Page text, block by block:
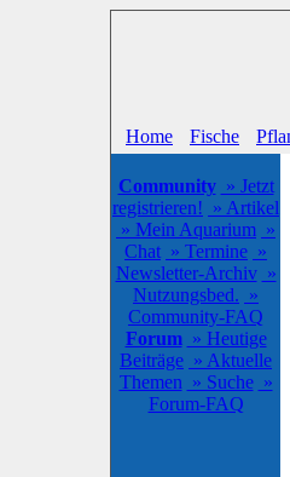
Home Fische
Community » Jetzt
registrieren! » Artikel
» Mein Aquarium »
Chat » Termine »
Newsletter-Archiv »
Nutzungsbed. »
Community-FAQ
Forum » Heutige
Beiträge » Aktuelle
Themen » Suche »
Forum-FAQ